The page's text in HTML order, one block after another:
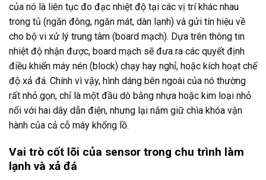
của nó là liên tục đo đạc nhiệt độ tại các vị trí khác nhau
trong tủ (ngăn đông, ngăn mát, dàn lạnh) và gửi tín hiệu về
cho bộ vi xử lý trung tâm (board mạch). Dựa trên thông tin
nhiệt độ nhận được, board mạch sẽ đưa ra các quyết định
điều khiển máy nén (block) chạy hay nghỉ, hoặc kích hoạt chế
độ xả đá. Chính vì vậy, hình dáng bên ngoài của nó thường
rất nhỏ gọn, chỉ là một đầu dò bằng nhựa hoặc kim loại nhỏ
nối với hai dây dẫn điện, nhưng lại nắm giữ chìa khóa vận
hành của cả cỗ máy khổng lồ.
Vai trò cốt lõi của sensor trong chu trình làm
lạnh và xả đá